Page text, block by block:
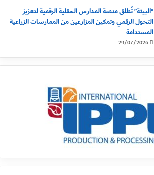
“البيئة” تُطلق منصة المدارس الحقلية الرقمية لتعزيز
التحول الرقمي وتمكين المزارعين من الممارسات الزراعية
المستدامة
29/07/2026